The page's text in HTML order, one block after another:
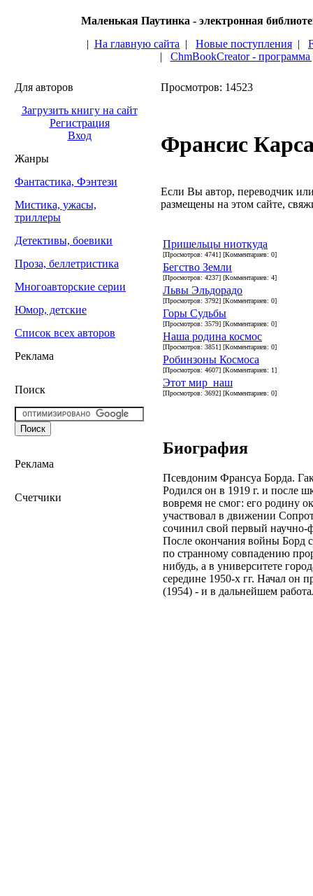
Маленькая Паутинка - электронная
| На главную сайта | Новые поступления |
| ChmBookCreator -
Для авторов
Загрузить книгу на сайт
Регистрация
Вход
Жанры
Фантастика, Фэнтези
Мистика, ужасы,
триллеры
Детективы, боевики
Проза, беллетристика
Многоавторские серии
Юмор, детские
Список всех авторов
Реклама
Поиск
Реклама
Счетчики
Просмотров: 14523
Франсис
Если Вы автор, переводчик
размещены на этом сайте,
Пришельцы ниоткуда
[Просмотров: 4741] [Комментариев: 0]
Бегство Земли
[Просмотров: 4237] [Комментариев: 4]
Львы Эльдорадо
[Просмотров: 3792] [Комментариев: 0]
Горы Судьбы
[Просмотров: 3579] [Комментариев: 0]
Наша родина космос
[Просмотров: 3851] [Комментариев: 0]
Робинзоны Космоса
[Просмотров: 4607] [Комментариев: 1]
Этот мир_наш
[Просмотров: 3692] [Комментариев: 0]
Биография
Псевдоним Франсуа Борда.
Родился он в 1919 г. и после
вовремя не смог: его родину
участвовал в движении
сочинил свой первый научно-
После окончания войны Борд
по странному совпадению
нибудь, а в университете
середине 1950-х гг. Начал он
(1954) - и в дальнейшем